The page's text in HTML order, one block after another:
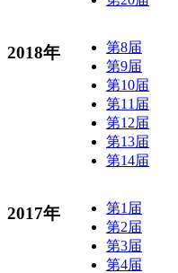
2018年
第8届
第9届
第10届
第11届
第12届
第13届
第14届
2017年
第1届
第2届
第3届
第4届